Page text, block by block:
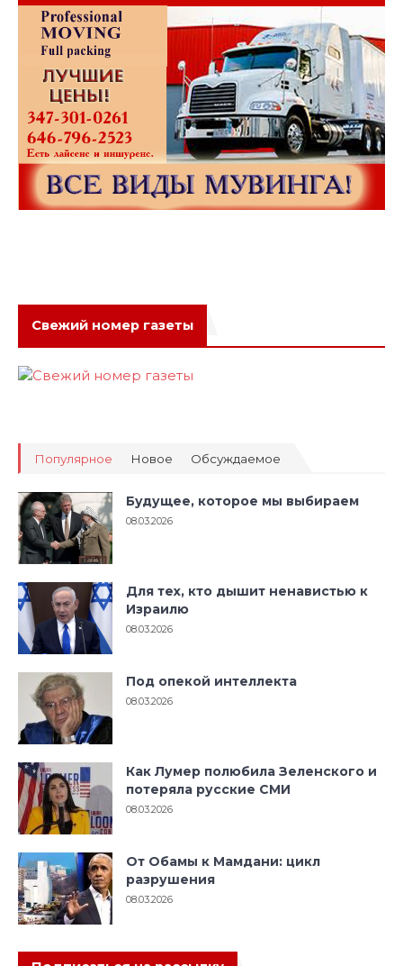
Свежий номер газеты
Популярное Новое Обсуждаемое
Будущее, которое мы выбираем
08.03.2026
Для тех, кто дышит ненавистью к
Израилю
08.03.2026
Под опекой интеллекта
08.03.2026
Как Лумер полюбила Зеленского и
потеряла русские СМИ
08.03.2026
От Обамы к Мамдани: цикл
разрушения
08.03.2026